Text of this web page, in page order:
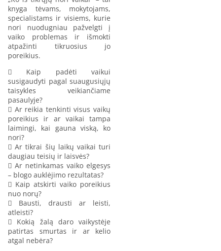
knyga tėvams, mokytojams,
specialistams ir visiems, kurie
nori nuodugniau pažvelgti į
vaiko problemas ir išmokti
atpažinti tikruosius jo
poreikius.
 Kaip padėti vaikui
susigaudyti pagal suaugusiųjų
taisykles veikiančiame
pasaulyje?
 Ar reikia tenkinti visus vaikų
poreikius ir ar vaikai tampa
laimingi, kai gauna viską, ko
nori?
 Ar tikrai šių laikų vaikai turi
daugiau teisių ir laisvės?
 Ar netinkamas vaiko elgesys
– blogo auklėjimo rezultatas?
 Kaip atskirti vaiko poreikius
nuo norų?
 Bausti, drausti ar leisti,
atleisti?
 Kokią žalą daro vaikystėje
patirtas smurtas ir ar kelio
atgal nebėra?